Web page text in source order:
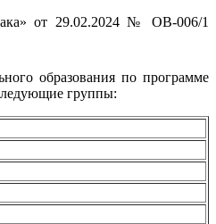
от 29.02.2024 № ОВ-006/1
образования по программе
группы: